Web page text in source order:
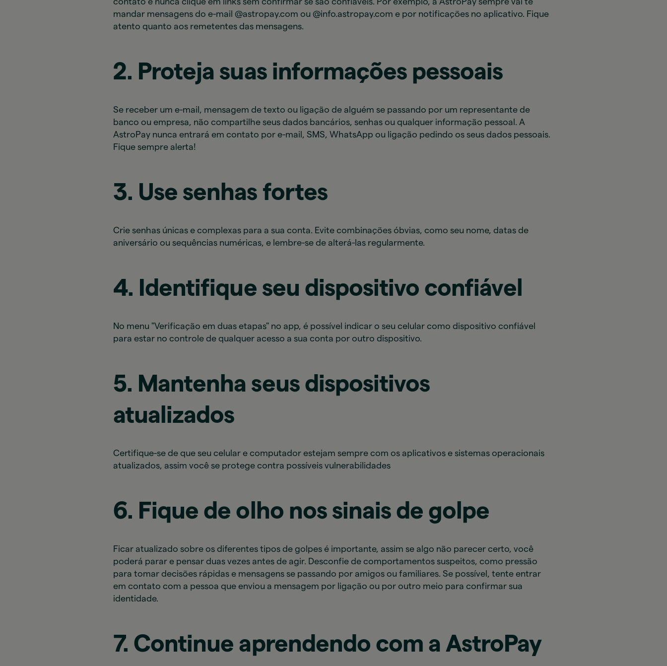
mandar mensagens do e-mail @astropay.com ou @info.astropay.com e por notificações no aplicativo. Fique
atento quanto aos remetentes das mensagens.
2. Proteja suas informações pessoais
Se receber um e-mail, mensagem de texto ou ligação de alguém se passando por um representante de
banco ou empresa, não compartilhe seus dados bancários, senhas ou qualquer informação pessoal. A
AstroPay nunca entrará em contato por e-mail, SMS, WhatsApp ou ligação pedindo os seus dados pessoais.
Fique sempre alerta!
3. Use senhas fortes
Crie senhas únicas e complexas para a sua conta. Evite combinações óbvias, como seu nome, datas de
aniversário ou sequências numéricas, e lembre-se de alterá-las regularmente.
4. Identifique seu dispositivo confiável
No menu "Verificação em duas etapas" no app, é possível indicar o seu celular como dispositivo confiável
para estar no controle de qualquer acesso a sua conta por outro dispositivo.
5. Mantenha seus dispositivos
atualizados
Certifique-se de que seu celular e computador estejam sempre com os aplicativos e sistemas operacionais
atualizados, assim você se protege contra possíveis vulnerabilidades
6. Fique de olho nos sinais de golpe
Ficar atualizado sobre os diferentes tipos de golpes é importante, assim se algo não parecer certo, você
poderá parar e pensar duas vezes antes de agir. Desconfie de comportamentos suspeitos, como pressão
para tomar decisões rápidas e mensagens se passando por amigos ou familiares. Se possível, tente entrar
em contato com a pessoa que enviou a mensagem por ligação ou por outro meio para confirmar sua
identidade.
7. Continue aprendendo com a AstroPay